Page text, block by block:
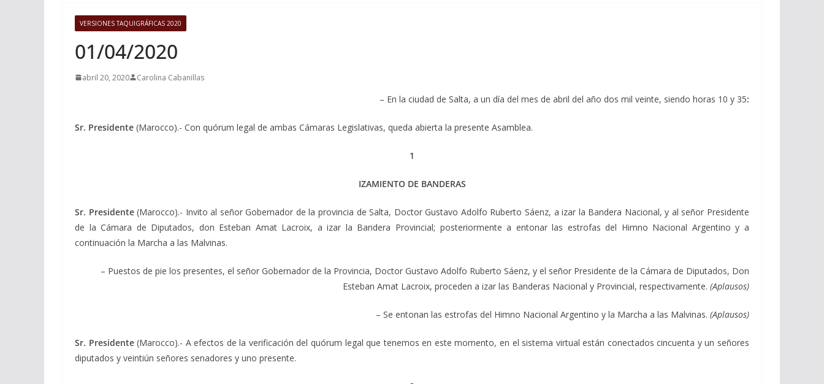
VERSIONES TAQUIGRÁFICAS 2020
01/04/2020
abril 20, 2020 Carolina Cabanillas
– En la ciudad de Salta, a un día del mes de abril del año dos mil veinte, siendo horas 10 y 35:
Sr. Presidente (Marocco).- Con quórum legal de ambas Cámaras Legislativas, queda abierta la presente Asamblea.
1
IZAMIENTO DE BANDERAS
Sr. Presidente(Marocco).- Invito al señor Gobernador de la provincia de Salta, Doctor Gustavo Adolfo Ruberto Sáenz, a izar la Bandera Nacional, y al señor Presidente
de la Cámara de Diputados, don Esteban Amat Lacroix, a izar la Bandera Provincial; posteriormente a entonar las estrofas del Himno Nacional Argentino y a
continuación la Marcha a las Malvinas.
– Puestos de pie los presentes, el señor Gobernador de la Provincia, Doctor Gustavo Adolfo Ruberto Sáenz, y el señor Presidente de la Cámara de Diputados, Don
Esteban Amat Lacroix, proceden a izar las Banderas Nacional y Provincial, respectivamente. (Aplausos)
– Se entonan las estrofas del Himno Nacional Argentino y la Marcha a las Malvinas. (Aplausos)
Sr. Presidente(Marocco).- A efectos de la verificación del quórum legal que tenemos en este momento, en el sistema virtual están conectados cincuenta y un señores
diputados y veintiún señores senadores y uno presente.